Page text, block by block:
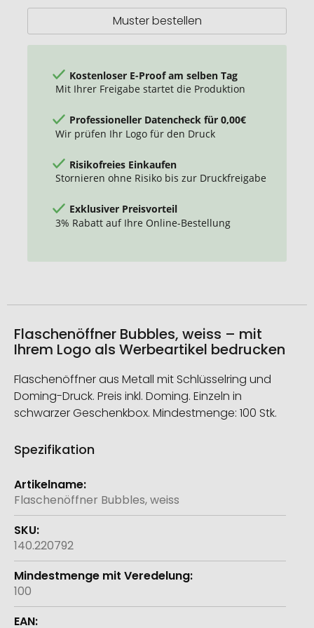
Muster bestellen
Kostenloser E-Proof am selben Tag
Mit Ihrer Freigabe startet die Produktion
Professioneller Datencheck für 0,00€
Wir prüfen Ihr Logo für den Druck
Risikofreies Einkaufen
Stornieren ohne Risiko bis zur Druckfreigabe
Exklusiver Preisvorteil
3% Rabatt auf Ihre Online-Bestellung
Flaschenöffner Bubbles, weiss – mit
Ihrem Logo als Werbeartikel bedrucken
Flaschenöffner aus Metall mit Schlüsselring und
Doming-Druck. Preis inkl. Doming. Einzeln in
schwarzer Geschenkbox. Mindestmenge: 100 Stk.
Spezifikation
Weitere
Informationen
Flaschenöffner Bubbles, weiss
140.220792
100